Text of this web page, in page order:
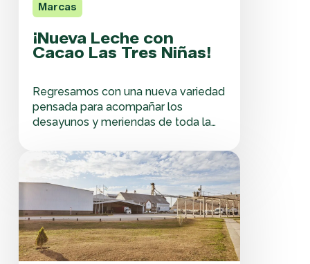
Marcas
¡Nueva Leche con
Cacao Las Tres Niñas!
Regresamos con una nueva variedad
pensada para acompañar los
desayunos y meriendas de toda la
con Cacao, combinando lo bueno de
la leche con lo rico del cacao, ideal
como complemento nutritivo diario
para los más chicos. El producto ya
se encuentra disponible en…
Seguimos
potenciando
nuestro
de
maní